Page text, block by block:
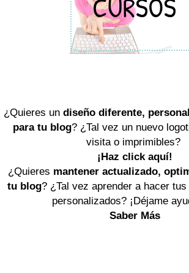
¿Quieres un diseño diferente,
para tu blog? ¿Tal vez un nuevo
visita o imprimibles?
¡Haz click aquí!
¿Quieres mantener actualizado,
tu blog? ¿Tal vez aprender a hacer
personalizados? ¡Déjame
Saber Más